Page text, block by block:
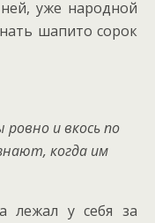
уже народной
шапито сорок
и вкось по
когда им
лежал у себя за